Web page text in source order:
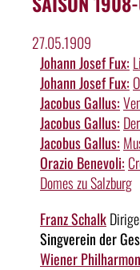
27.05.1909
Johann Josef Fux:
Johann Josef Fux:
Jacobus Gallus:
Jacobus Gallus:
Jacobus Gallus:
Orazio Benevoli:
Domes zu Salzburg
Franz Schalk
Singverein der
Wiener